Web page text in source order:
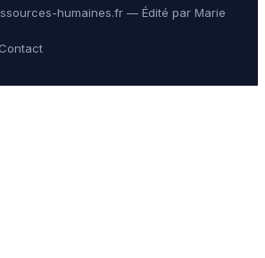
humaines.fr — Édité par Marie
Contact